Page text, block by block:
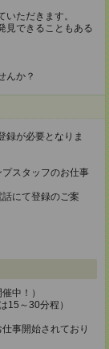
ただきます。
見できることもある
んか？
録が必要となりま
スタッフのお仕事
にて登録のご案
中！）
15～30分程）
事開始されており